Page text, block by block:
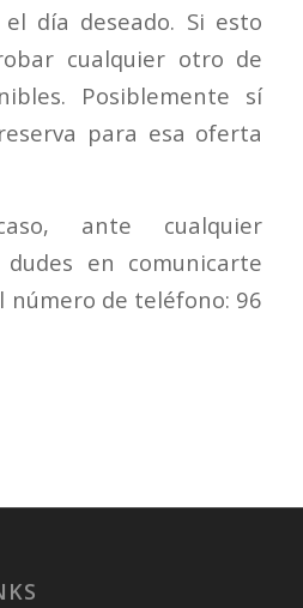
día deseado. Si esto
cualquier otro de
Posiblemente sí
para esa oferta
ante cualquier
en comunicarte
número de teléfono: 96